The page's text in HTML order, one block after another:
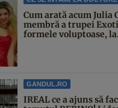
Cum arată acum Julia
membră a trupei
formele voluptoase,
GANDUL.RO
IREAL ce a ajuns să